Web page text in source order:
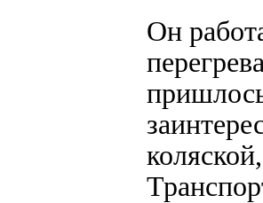
Он